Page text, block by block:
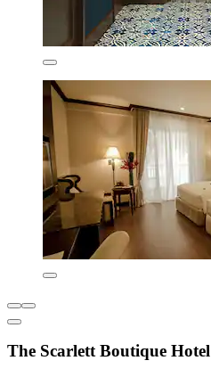
The Scarlett Boutique Hotel